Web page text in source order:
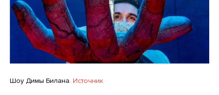
Шоу Димы Билана. Источник